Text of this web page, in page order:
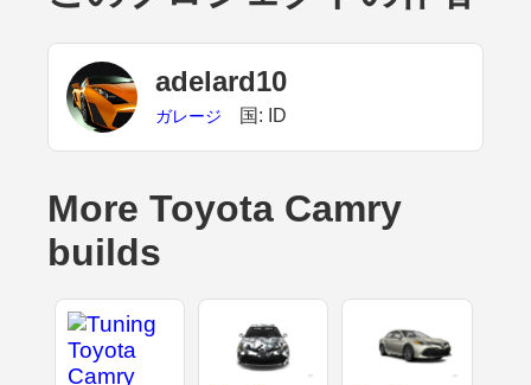
adelard10
ガレージ 国: ID
More Toyota Camry
builds